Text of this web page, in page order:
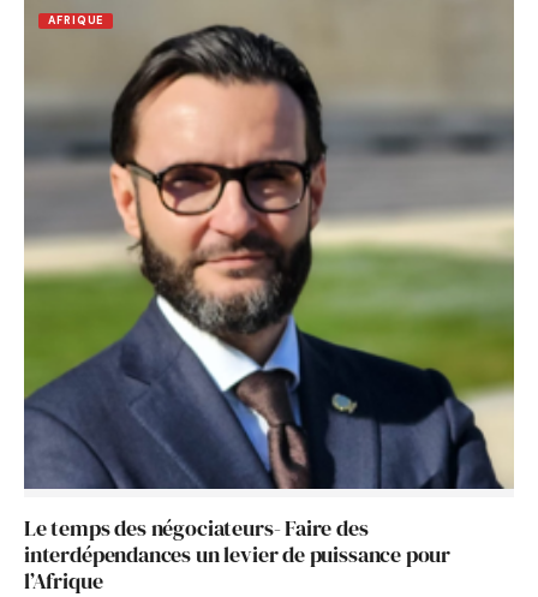
AFRIQUE
Le temps des négociateurs- Faire des
interdépendances un levier de puissance pour
l’Afrique